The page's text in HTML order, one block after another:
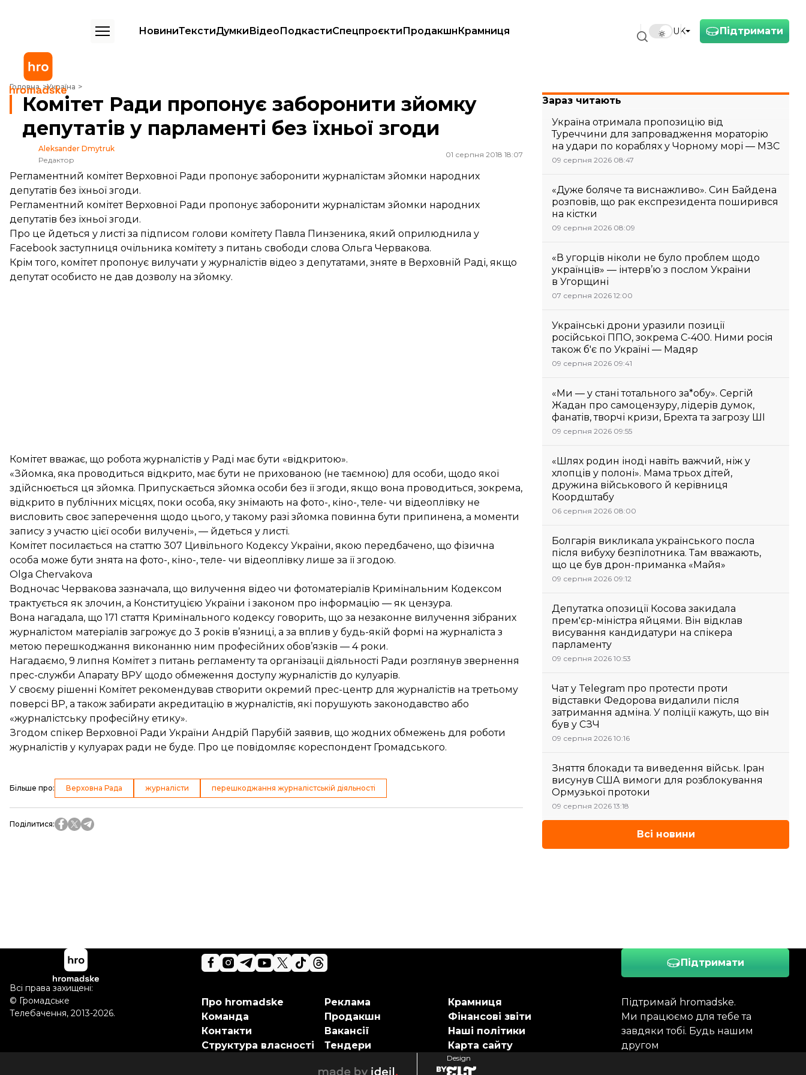
Підтримати
UK
НовиниТекстиДумкиВідеоПодкастиСпецпроєктиПродакшнКрамниця
Головна Україна
Комітет Ради пропонує заборонити зйомку депутатів у парламенті без їхньої згоди
Комітет Ради пропонує заборонити зйомку
депутатів у парламенті без їхньої згоди
Aleksander Dmytruk
Редактор
01 серпня 2018 18:07
Регламентний комітет Верховної Ради пропонує заборонити журналістам зйомки народних
депутатів без їхньої згоди.
Регламентний комітет Верховної Ради пропонує заборонити журналістам зйомки народних
депутатів без їхньої згоди.
Про це йдеться у листі за підписом голови комітету Павла Пинзеника, який оприлюднила у
Facebook заступниця очільника комітету з питань свободи слова Ольга Червакова.
Крім того, комітет пропонує вилучати у журналістів відео з депутатами, зняте в Верховній Раді, якщо
депутат особисто не дав дозволу на зйомку.
Комітет вважає, що робота журналістів у Раді має бути «відкритою».
«Зйомка, яка проводиться відкрито, має бути не прихованою (не таємною) для особи, щодо якої
здійснюється ця зйомка. Припускається зйомка особи без її згоди, якщо вона проводиться, зокрема,
відкрито в публічних місцях, поки особа, яку знімають на фото-, кіно-, теле- чи відеоплівку не
висловить своє заперечення щодо цього, у такому разі зйомка повинна бути припинена, а моменти
запису з участю цієї особи вилучені», — йдеться у листі.
Комітет посилається на статтю 307 Цивільного Кодексу України, якою передбачено, що фізична
особа може бути знята на фото-, кіно-, теле- чи відеоплівку лише за її згодою.
Olga Chervakova
Водночас Червакова зазначала, що вилучення відео чи фотоматеріалів Кримінальним Кодексом
трактується як злочин, а Конституцією України і законом про інформацію — як цензура.
Вона нагадала, що 171 стаття Кримінального кодексу говорить, що за незаконне вилучення зібраних
журналістом матеріалів загрожує до 3 років в’язниці, а за вплив у будь-якій формі на журналіста з
метою перешкоджання виконанню ним професійних обов’язків — 4 роки.
Нагадаємо, 9 липня Комітет з питань регламенту та організації діяльності Ради розглянув звернення
прес-служби Апарату ВРУ щодо обмеження доступу журналістів до кулуарів.
У своєму рішенні Комітет рекомендував створити окремий прес-центр для журналістів на третьому
поверсі ВР, а також забирати акредитацію в журналістів, які порушують законодавство або
«журналістську професійну етику».
Згодом спікер Верховної Ради України Андрій Парубій заявив, що жодних обмежень для роботи
журналістів у кулуарах ради не буде. Про це повідомляє кореспондент Громадського.
Більше про: Верховна Рада журналісти перешкоджання журналістській діяльності
Поділитися:
Зараз читають
Україна отримала пропозицію від
Туреччини для запровадження мораторію
на удари по кораблях у Чорному морі — МЗС
09 серпня 2026 08:47
«Дуже боляче та виснажливо». Син Байдена
розповів, що рак експрезидента поширився
на кістки
09 серпня 2026 08:09
«В угорців ніколи не було проблем щодо
українців» — інтерв’ю з послом України
в Угорщині
07 серпня 2026 12:00
Українські дрони уразили позиції
російської ППО, зокрема С-400. Ними росія
також б'є по Україні — Мадяр
09 серпня 2026 09:41
«Ми — у стані тотального за*обу». Сергій
Жадан про самоцензуру, лідерів думок,
фанатів, творчі кризи, Брехта та загрозу ШІ
09 серпня 2026 09:55
«Шлях родин іноді навіть важчий, ніж у
хлопців у полоні». Мама трьох дітей,
дружина військового й керівниця
Коордштабу
06 серпня 2026 08:00
Болгарія викликала українського посла
після вибуху безпілотника. Там вважають,
що це був дрон-приманка «Майя»
09 серпня 2026 09:12
Депутатка опозиції Косова закидала
прем'єр-міністра яйцями. Він відклав
висування кандидатури на спікера
парламенту
09 серпня 2026 10:53
Чат у Telegram про протести проти
відставки Федорова видалили після
затримання адміна. У поліції кажуть, що він
був у СЗЧ
09 серпня 2026 10:16
Зняття блокади та виведення військ. Іран
висунув США вимоги для розблокування
Ормузької протоки
09 серпня 2026 13:18
Всі новини
Підтримати
Підтримай hromadske.
Ми працюємо для тебе та
завдяки тобі. Будь нашим
другом
Про hromadske
Команда
Контакти
Структура власності
Реклама
Продакшн
Вакансії
Тендери
Крамниця
Фінансові звіти
Наші політики
Карта сайту
Всі права захищені:
© Громадське
Телебачення, 2013-2026.
ideil
Design
elt